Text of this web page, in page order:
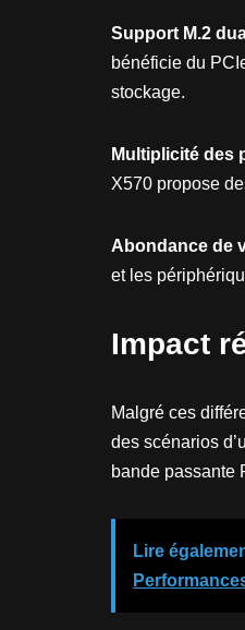
Support M.2
bénéficie du
stockage.
Multiplicité des
X570 propose
Abondance de
et les
Impact
Malgré ces
des scénarios
bande passante
Lire